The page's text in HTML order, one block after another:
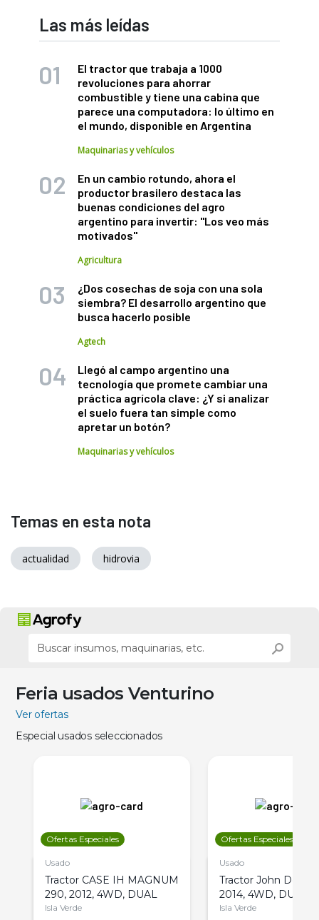
Las más leídas
El tractor que trabaja a 1000
revoluciones para ahorrar
combustible y tiene una cabina que
parece una computadora: lo último en
el mundo, disponible en Argentina
Maquinarias y vehículos
En un cambio rotundo, ahora el
productor brasilero destaca las
buenas condiciones del agro
argentino para invertir: "Los veo más
motivados"
Agricultura
¿Dos cosechas de soja con una sola
siembra? El desarrollo argentino que
busca hacerlo posible
Agtech
Llegó al campo argentino una
tecnología que promete cambiar una
práctica agrícola clave: ¿Y si analizar
el suelo fuera tan simple como
apretar un botón?
Maquinarias y vehículos
Temas en esta nota
actualidad hidrovia
Feria usados Venturino
Ver ofertas
Especial usados seleccionados
Ofertas Especiales
Usado
Tractor CASE IH MAGNUM
290, 2012, 4WD, DUAL
Isla Verde
Ofertas Especiales
Usado
Tractor John Deere
2014, 4WD, DUAL
Isla Verde